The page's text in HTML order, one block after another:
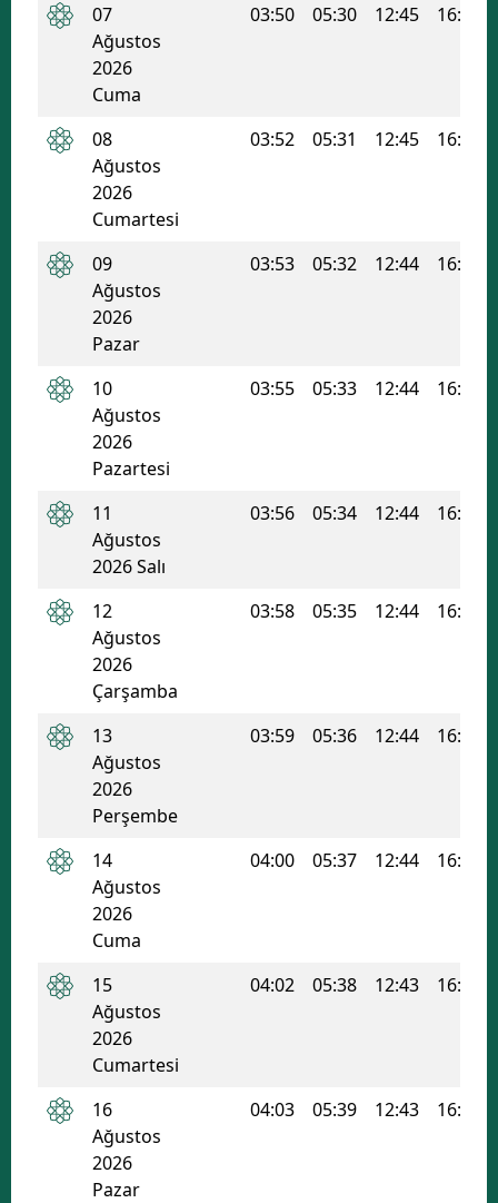
Çorum
Edirne
Gaziantep
Isparta
İzmir
07
Ağustos
2026
Cuma
03:50 05:30 12:45 16:36
08
Ağustos
2026
Cumartesi
03:52 05:31 12:45 16:36
09
Ağustos
2026
Pazar
03:53 05:32 12:44 16:35
10
Ağustos
2026
Pazartesi
03:55 05:33 12:44 16:35
11
Ağustos
2026 Salı
03:56 05:34 12:44 16:34
12
Ağustos
2026
Çarşamba
03:58 05:35 12:44 16:34
13
Ağustos
2026
Perşembe
03:59 05:36 12:44 16:33
14
Ağustos
2026
Cuma
04:00 05:37 12:44 16:32
15
Ağustos
2026
Cumartesi
04:02 05:38 12:43 16:32
16
Ağustos
2026
Pazar
04:03 05:39 12:43 16:31